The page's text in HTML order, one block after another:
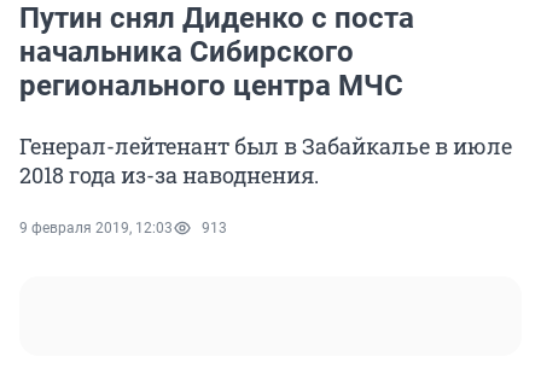
Путин снял Диденко с поста
начальника Сибирского
регионального центра МЧС
Генерал-лейтенант был в Забайкалье в июле
2018 года из-за наводнения.
9 февраля 2019, 12:03 913